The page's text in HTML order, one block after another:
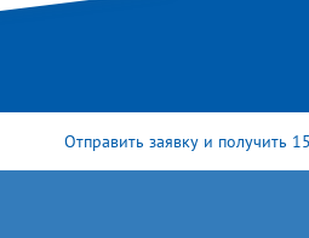
Отправить заявку и получить